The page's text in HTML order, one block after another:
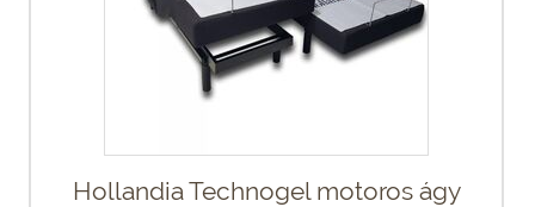
Hollandia Technogel motoros ágy